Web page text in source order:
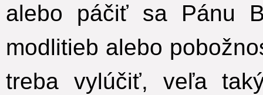
alebo páčiť sa Pánu
modlitieb alebo
treba vylúčiť, veľa